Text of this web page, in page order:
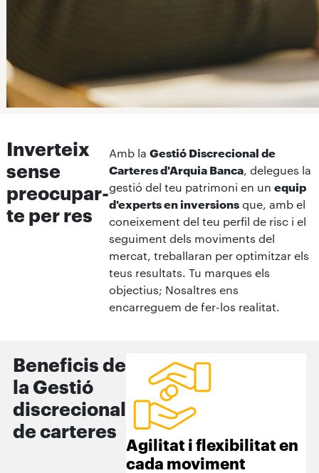
Inverteix
sense
preocupar-
te per res
Amb la Gestió Discrecional de
Carteres d'Arquia Banca, delegues la
gestió del teu patrimoni en un equip
d'experts en inversionsque, amb el
coneixement del teu perfil de risc i el
seguiment dels moviments del
mercat, treballaran per optimitzar els
teus resultats. Tu marques els
objectius; Nosaltres ens
encarreguem de fer-los realitat.
Beneficis de
la Gestió
discrecional
de carteres
Agilitat i flexibilitat en
cada moviment